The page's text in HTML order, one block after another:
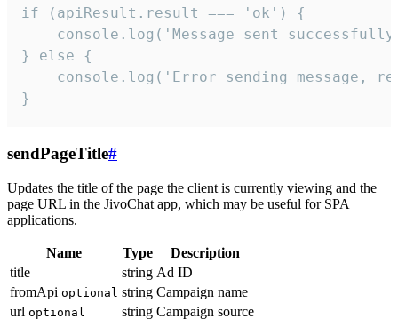
if (apiResult.result === 'ok') {
console.log('Message sent
} else {
console.log('Error sending message,
}
sendPageTitle#
Updates the title of the page the client is currently viewing and the
page URL in the JivoChat app, which may be useful for SPA
applications.
Name Type
Description
title
string Ad ID
fromApi optional string Campaign name
url optional string Campaign source